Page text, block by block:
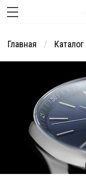
Главная Каталог